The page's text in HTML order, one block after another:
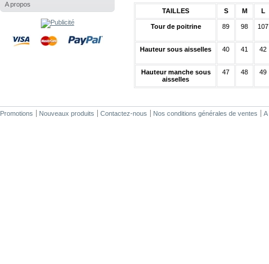
A propos
TAILLES S M L
Tour de poitrine 89 98 107
Hauteur sous aisselles 40 41 42
Hauteur manche sous
aisselles
47 48 49
Promotions Nouveaux produits Contactez-nous Nos conditions générales de ventes A